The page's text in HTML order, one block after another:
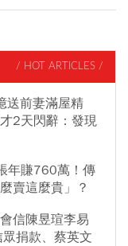
/ HOT ARTICLES /
送前妻滿屋精
2天閃辭：發現
年賺760萬！傳
賣這麼貴」？
信陳昱瑄李易
捐款、蔡英文